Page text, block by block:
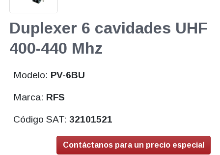
Duplexer 6 cavidades UHF
400-440 Mhz
Modelo: PV-6BU
Marca: RFS
Código SAT:32101521
Contáctanos para un precio especial